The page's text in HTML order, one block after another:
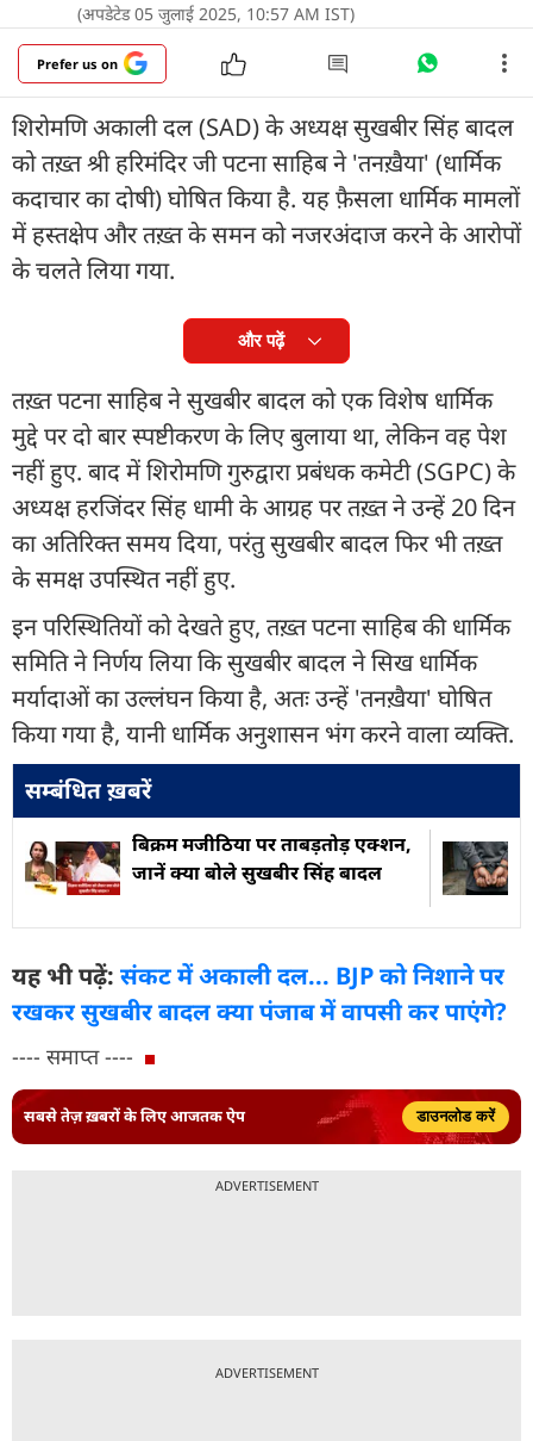
(अपडेटेड 05 जुलाई 2025, 10:57 AM IST)
Prefer us on
शिरोमणि अकाली दल (SAD) के अध्यक्ष सुखबीर सिंह बादल
को तख़्त श्री हरिमंदिर जी पटना साहिब ने 'तनख़ैया' (धार्मिक
कदाचार का दोषी) घोषित किया है. यह फ़ैसला धार्मिक मामलों
में हस्तक्षेप और तख़्त के समन को नजरअंदाज करने के आरोपों
के चलते लिया गया.
और पढ़ें
तख़्त पटना साहिब ने सुखबीर बादल को एक विशेष धार्मिक
मुद्दे पर दो बार स्पष्टीकरण के लिए बुलाया था, लेकिन वह पेश
नहीं हुए. बाद में शिरोमणि गुरुद्वारा प्रबंधक कमेटी (SGPC) के
अध्यक्ष हरजिंदर सिंह धामी के आग्रह पर तख़्त ने उन्हें 20 दिन
का अतिरिक्त समय दिया, परंतु सुखबीर बादल फिर भी तख़्त
के समक्ष उपस्थित नहीं हुए.
इन परिस्थितियों को देखते हुए, तख़्त पटना साहिब की धार्मिक
समिति ने निर्णय लिया कि सुखबीर बादल ने सिख धार्मिक
मर्यादाओं का उल्लंघन किया है, अतः उन्हें 'तनख़ैया' घोषित
किया गया है, यानी धार्मिक अनुशासन भंग करने वाला व्यक्ति.
सम्बंधित ख़बरें
बिक्रम मजीठिया पर ताबड़तोड़ एक्शन,
जानें क्या बोले सुखबीर सिंह बादल
यह भी पढ़ें: संकट में अकाली दल... BJP को निशाने पर
रखकर सुखबीर बादल क्या पंजाब में वापसी कर पाएंगे?
---- समाप्त ----
सबसे तेज़ ख़बरों के लिए आजतक ऐप डाउनलोड करें
ADVERTISEMENT
ADVERTISEMENT